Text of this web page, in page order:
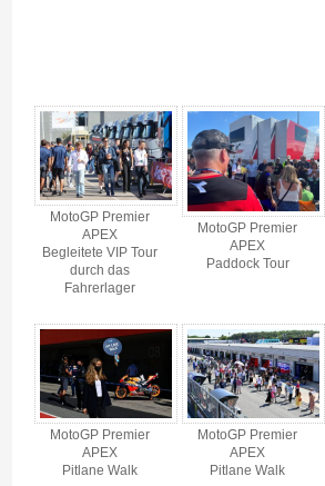
MotoGP Premier
APEX
Begleitete VIP Tour
durch das
Fahrerlager
MotoGP Premier
APEX
Paddock Tour
MotoGP Premier
APEX
Pitlane Walk
MotoGP Premier
APEX
Pitlane Walk